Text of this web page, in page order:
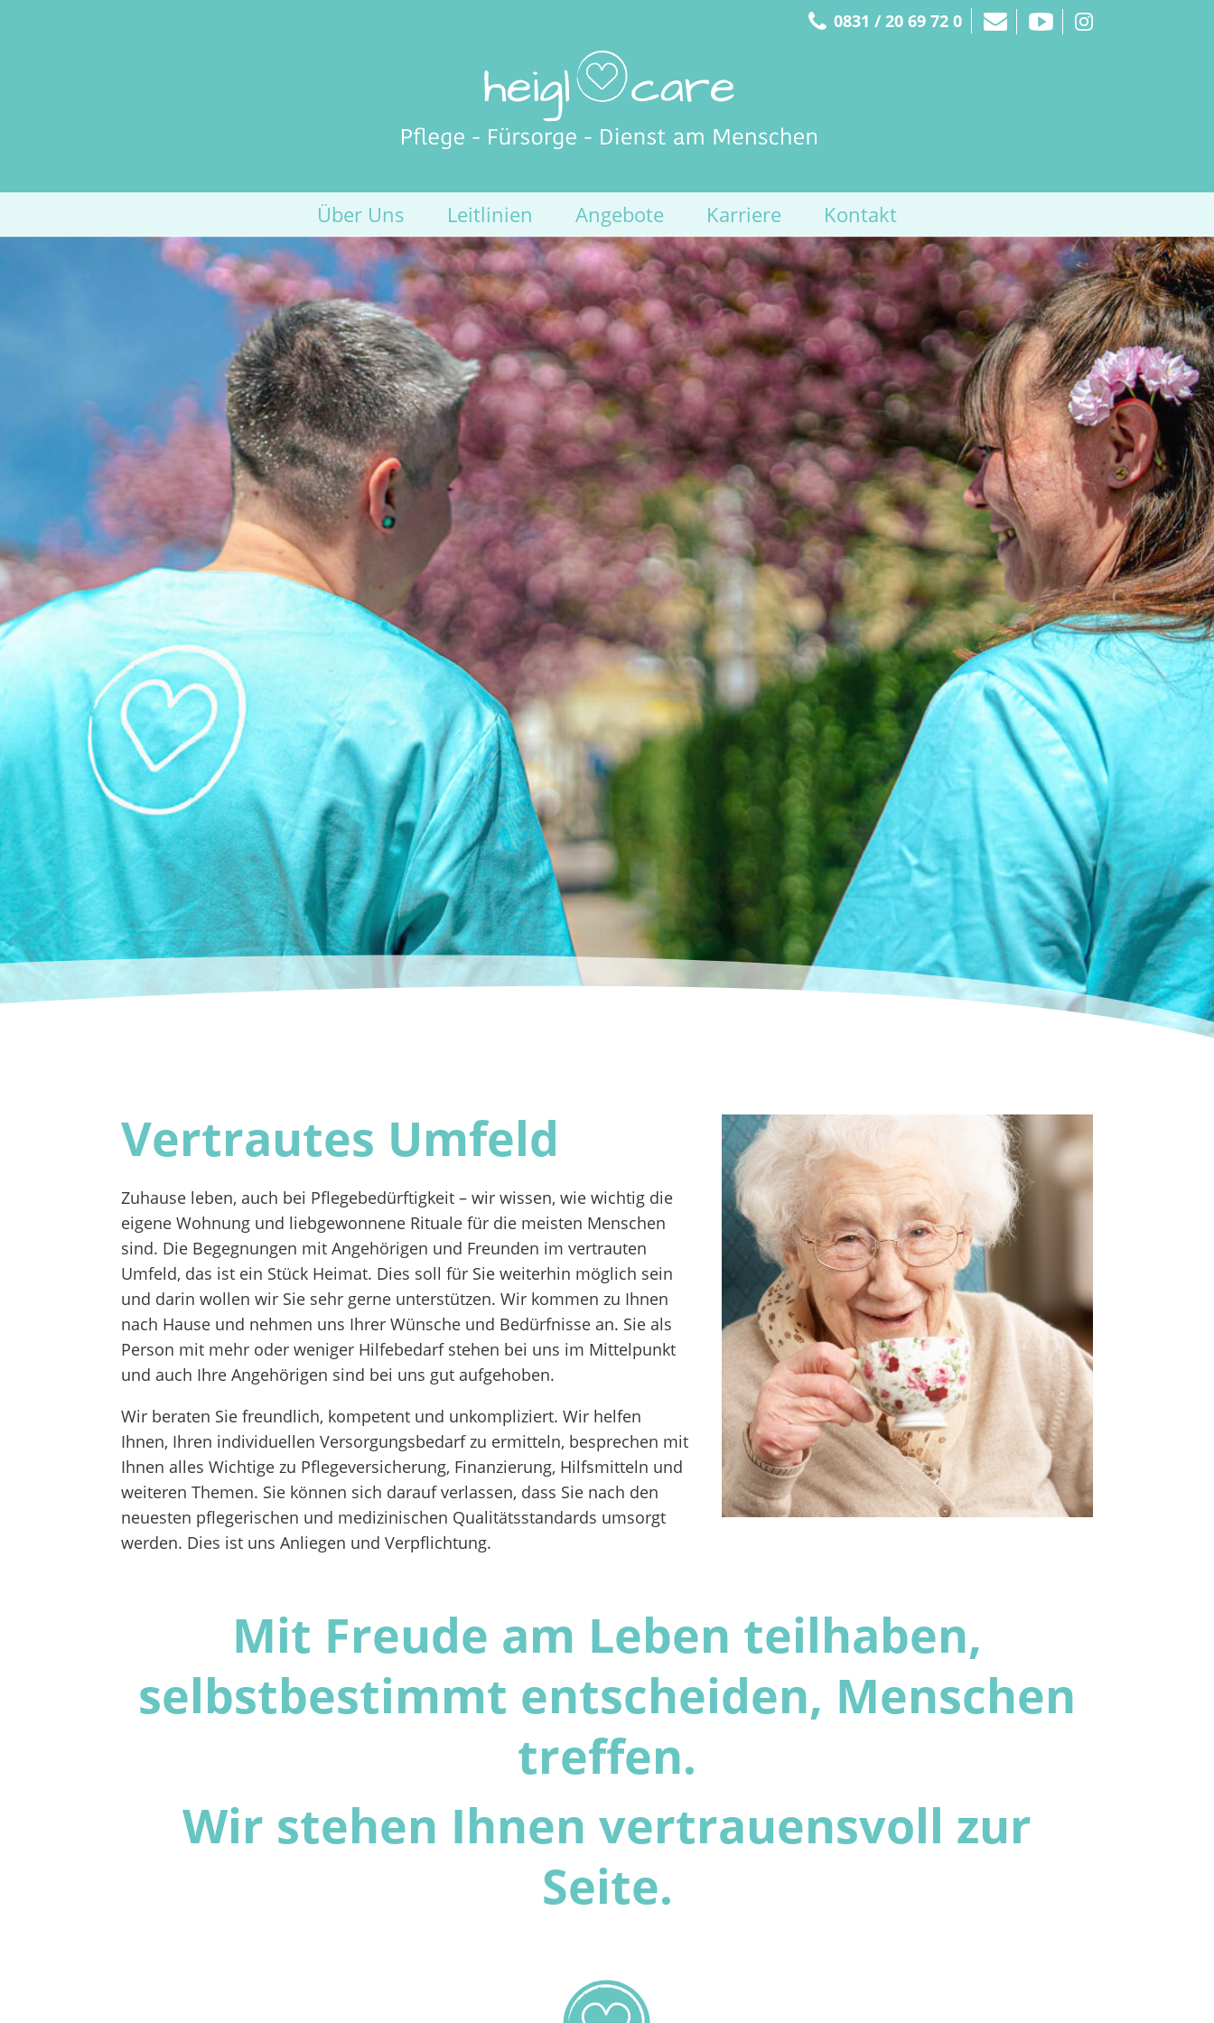
0831 / 20 69 72 0
Über Uns Leitlinien Angebote Karriere Kontakt
Grüß Gott bei
Heigl Care.
Pflege · Fürsorge · Dienst am
Menschen.
Schön, dass Sie zu uns gefunden haben.
Wir laden Sie ein uns kennen zu lernen
und freuen uns, Sie bereits auf diesem
Wege herzlich begrüßen zu dürfen.
Vertrautes Umfeld
Zuhause leben, auch bei Pflegebedürftigkeit – wir wissen, wie wichtig die
eigene Wohnung und liebgewonnene Rituale für die meisten Menschen
sind. Die Begegnungen mit Angehörigen und Freunden im vertrauten
Umfeld, das ist ein Stück Heimat. Dies soll für Sie weiterhin möglich sein
und darin wollen wir Sie sehr gerne unterstützen. Wir kommen zu Ihnen
nach Hause und nehmen uns Ihrer Wünsche und Bedürfnisse an. Sie als
Person mit mehr oder weniger Hilfebedarf stehen bei uns im Mittelpunkt
und auch Ihre Angehörigen sind bei uns gut aufgehoben.
Wir beraten Sie freundlich, kompetent und unkompliziert. Wir helfen
Ihnen, Ihren individuellen Versorgungsbedarf zu ermitteln, besprechen mit
Ihnen alles Wichtige zu Pflegeversicherung, Finanzierung, Hilfsmitteln und
weiteren Themen. Sie können sich darauf verlassen, dass Sie nach den
neuesten pflegerischen und medizinischen Qualitätsstandards umsorgt
werden. Dies ist uns Anliegen und Verpflichtung.
Mit Freude am Leben teilhaben,
selbstbestimmt entscheiden, Menschen
treffen.
Wir stehen Ihnen vertrauensvoll zur
Seite.